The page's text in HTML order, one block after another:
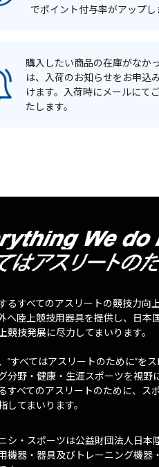
でポイント付与率がアップし
購入したい商品の在庫がなか
は、入荷のお知らせをお申込
けます。入荷時にメールにて
たします。
るすべてのアスリートの競技力向
へ陸上競技用器具を提供し、日本
競技発展に尽力してまいります。
”すべてはアスリートのために”を
分野・健康・生涯スポーツを視野
すべてのアスリートのために、ス
してまいります。
シ・スポーツは公益財団法人日本
機器・器具及びトレーニング機器